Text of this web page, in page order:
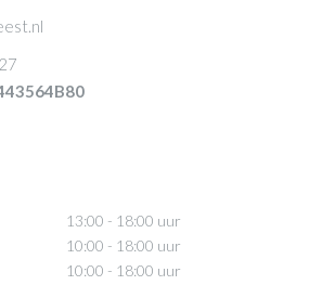
13:00 - 18:00 uur
10:00 - 18:00 uur
10:00 - 18:00 uur